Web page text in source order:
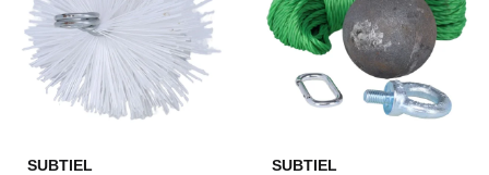
SUBTIEL
SUBTIEL